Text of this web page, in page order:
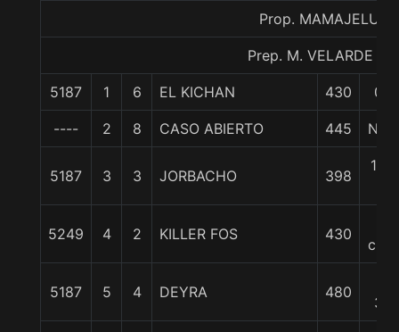
Prop. MAMAJELU
Prep. M. VELARDE B.
5187 1 6 EL KICHAN 430 0/0
---- 2 8 CASO ABIERTO 445
5187 3 3 JORBACHO 398
1 1/
5249 4 2 KILLER FOS 430
5187 5 4 DEYRA 480
3/4